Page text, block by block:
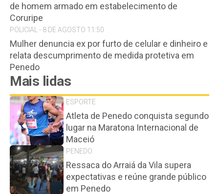
de homem armado em estabelecimento de
Coruripe
POLICIAL - 8 DE AGOSTO 11:50
Mulher denuncia ex por furto de celular e dinheiro e
relata descumprimento de medida protetiva em
Penedo
Mais lidas
ESPORTE
Atleta de Penedo conquista segundo
lugar na Maratona Internacional de
Maceió
PENEDO
Ressaca do Arraiá da Vila supera
expectativas e reúne grande público
em Penedo